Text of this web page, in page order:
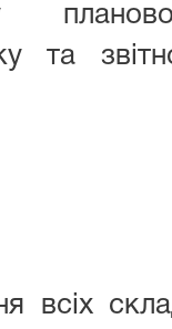
та
всіх